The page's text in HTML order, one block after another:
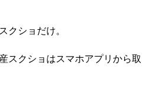
クショだけ。
スクショはスマホアプリから取